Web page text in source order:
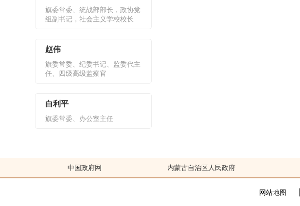
旗委常委、统战部部长，政协党
组副书记，社会主义学校校长
赵伟
旗委常委、纪委书记、监委代主
任、四级高级监察官
白利平
旗委常委、办公室主任
中国政府网 内蒙古自治区人民政府
网站地图